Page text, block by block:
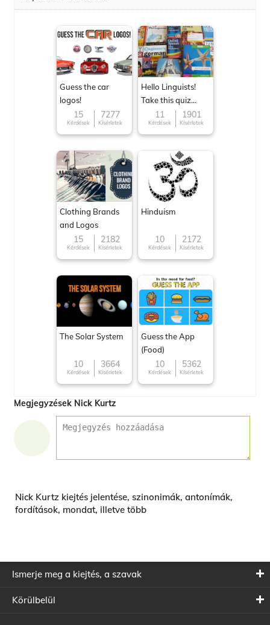
Guess the car
logos!
15
Kérdések
7277
Kísérletek
Hello Linguists!
Take this quiz
now!11
Kérdések
1901
Kísérletek
Clothing Brands
and Logos
15
Kérdések
2182
Kísérletek
Hinduism
10
Kérdések
2172
Kísérletek
The Solar System
10
Kérdések
3664
Kísérletek
Guess the App
(Food)
10
Kérdések
5362
Kísérletek
Megjegyzések Nick Kurtz
Nick Kurtz kiejtés jelentése, szinonimák, antonímák,
fordítások, mondat, illetve több
Ismerje meg a kiejtés, a szavak
Körülbelül